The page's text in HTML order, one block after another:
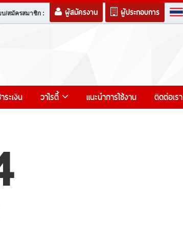
ผู้ประกอบการ
ผู้สมัครงาน
บ/สมัครสมาชิก :
ระเงิน วาไรตี้ แนะนำการใช้งาน ติดต่อเรา